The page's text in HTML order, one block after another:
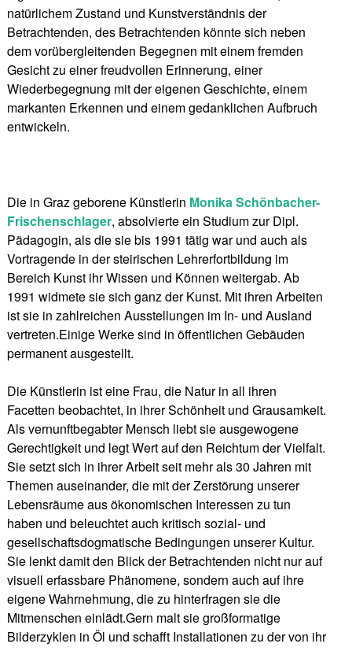
natürlichem Zustand und Kunstverständnis der
Betrachtenden, des Betrachtenden könnte sich neben
dem vorübergleitenden Begegnen mit einem fremden
Gesicht zu einer freudvollen Erinnerung, einer
Wiederbegegnung mit der eigenen Geschichte, einem
markanten Erkennen und einem gedanklichen Aufbruch
entwickeln.
Die in Graz geborene Künstlerin Monika Schönbacher-
Frischenschlager, absolvierte ein Studium zur Dipl.
Pädagogin, als die sie bis 1991 tätig war und auch als
Vortragende in der steirischen Lehrerfortbildung im
Bereich Kunst ihr Wissen und Können weitergab. Ab
1991 widmete sie sich ganz der Kunst. Mit ihren Arbeiten
ist sie in zahlreichen Ausstellungen im In- und Ausland
vertreten.Einige Werke sind in öffentlichen Gebäuden
permanent ausgestellt.
Die Künstlerin ist eine Frau, die Natur in all ihren
Facetten beobachtet, in ihrer Schönheit und Grausamkeit.
Als vernunftbegabter Mensch liebt sie ausgewogene
Gerechtigkeit und legt Wert auf den Reichtum der Vielfalt.
Sie setzt sich in ihrer Arbeit seit mehr als 30 Jahren mit
Themen auseinander, die mit der Zerstörung unserer
Lebensräume aus ökonomischen Interessen zu tun
haben und beleuchtet auch kritisch sozial- und
gesellschaftsdogmatische Bedingungen unserer Kultur.
Sie lenkt damit den Blick der Betrachtenden nicht nur auf
visuell erfassbare Phänomene, sondern auch auf ihre
eigene Wahrnehmung, die zu hinterfragen sie die
Mitmenschen einlädt.Gern malt sie großformatige
Bilderzyklen in Öl und schafft Installationen zu der von ihr